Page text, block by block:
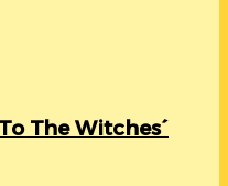
The Witches´